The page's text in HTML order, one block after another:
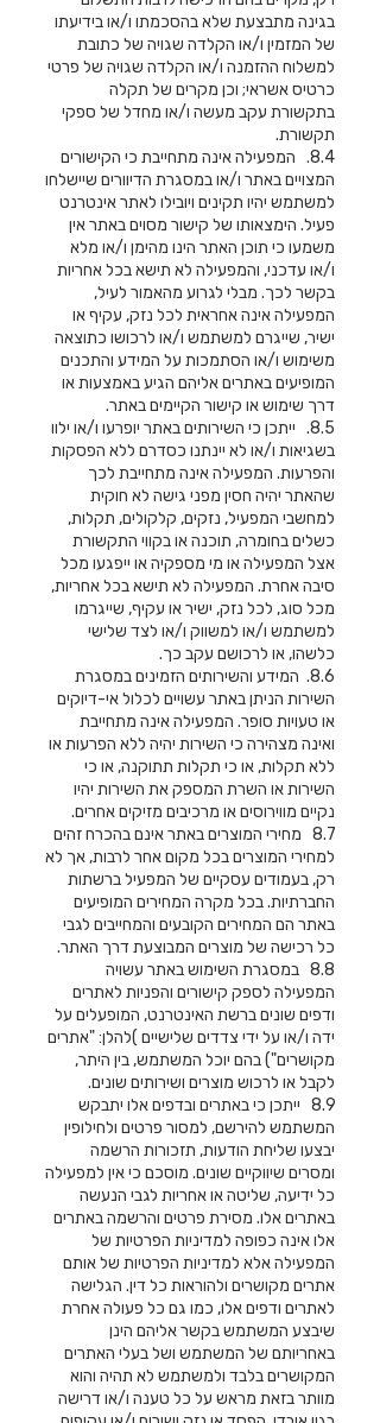
בגינה מתבצעת שלא בהסכמתו ו/או בידיעתו
של המזמין ו/או הקלדה שגויה של כתובת
למשלוח ההזמנה ו/או הקלדה שגויה של פרטי
כרטיס אשראי; וכן מקרים של תקלה
בתקשורת עקב מעשה ו/או מחדל של ספקי
תקשורת.
8.4. המפעילה אינה מתחייבת כי הקישורים
המצויים באתר ו/או במסגרת הדיוורים שיישלחו
למשתמש יהיו תקינים ויובילו לאתר אינטרנט
פעיל. הימצאותו של קישור מסוים באתר אין
משמעו כי תוכן האתר הינו מהימן ו/או מלא
ו/או עדכני, והמפעילה לא תישא בכל אחריות
בקשר לכך. מבלי לגרוע מהאמור לעיל,
המפעילה אינה אחראית לכל נזק, עקיף או
ישיר, שייגרם למשתמש ו/או לרכושו כתוצאה
משימוש ו/או הסתמכות על המידע והתכנים
המופיעים באתרים אליהם הגיע באמצעות או
דרך שימוש או קישור הקיימים באתר.
8.5. ייתכן כי השירותים באתר יופרעו ו/או ילוו
בשגיאות ו/או לא יינתנו כסדרם ללא הפסקות
והפרעות. המפעילה אינה מתחייבת לכך
שהאתר יהיה חסין מפני גישה לא חוקית
למחשבי המפעיל, נזקים, קלקולים, תקלות,
כשלים בחומרה, תוכנה או בקווי התקשורת
אצל המפעילה או מי מספקיה או ייפגעו מכל
סיבה אחרת. המפעילה לא תישא בכל אחריות,
מכל סוג, לכל נזק, ישיר או עקיף, שייגרמו
למשתמש ו/או למשווק ו/או לצד שלישי
כלשהו, או לרכושם עקב כך.
8.6. המידע והשירותים הזמינים במסגרת
השירות הניתן באתר עשויים לכלול אי-דיוקים
או טעויות סופר. המפעילה אינה מתחייבת
ואינה מצהירה כי השירות יהיה ללא הפרעות או
ללא תקלות, או כי תקלות תתוקנה, או כי
השירות או השרת המספק את השירות יהיו
נקיים מווירוסים או מרכיבים מזיקים אחרים.
8.7 מחירי המוצרים באתר אינם בהכרח זהים
למחירי המוצרים בכל מקום אחר לרבות, אך לא
רק, בעמודים עסקיים של המפעיל ברשתות
החברתיות. בכל מקרה המחירים המופיעים
באתר הם המחירים הקובעים והמחייבים לגבי
כל רכישה של מוצרים המבוצעת דרך האתר.
8.8 במסגרת השימוש באתר עשויה
המפעילה לספק קישורים והפניות לאתרים
ודפים שונים ברשת האינטרנט, המופעלים על
ידה ו/או על ידי צדדים שלישיים )להלן: "אתרים
מקושרים") בהם יוכל המשתמש, בין היתר,
לקבל או לרכוש מוצרים ושירותים שונים.
8.9 ייתכן כי באתרים ובדפים אלו יתבקש
המשתמש להירשם, למסור פרטים ולחילופין
יבצעו שליחת הודעות, תזכורות הרשמה
ומסרים שיווקיים שונים. מוסכם כי אין למפעילה
כל ידיעה, שליטה או אחריות לגבי הנעשה
באתרים אלו. מסירת פרטים והרשמה באתרים
אלו אינה כפופה למדיניות הפרטיות של
המפעילה אלא למדיניות הפרטיות של אותם
אתרים מקושרים ולהוראות כל דין. הגלישה
לאתרים ודפים אלו, כמו גם כל פעולה אחרת
שיבצע המשתמש בקשר אליהם הינן
באחריותם של המשתמש ושל בעלי האתרים
המקושרים בלבד ולמשתמש לא תהיה והוא
מוותר בזאת מראש על כל טענה ו/או דרישה